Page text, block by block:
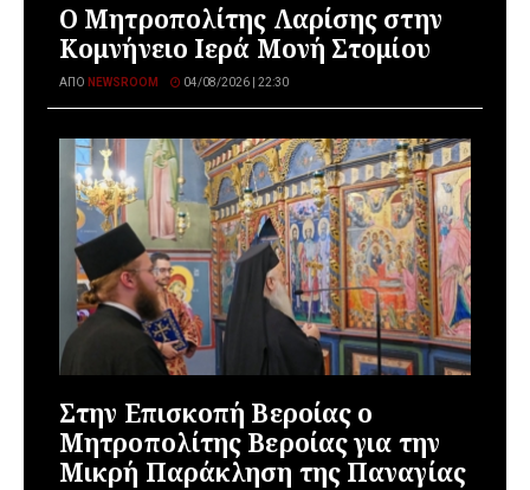
Ο Μητροπολίτης Λαρίσης στην
Κομνήνειο Ιερά Μονή Στομίου
ΑΠΌ NEWSROOM 04/08/2026 | 22:30
Στην Επισκοπή Βεροίας ο
Μητροπολίτης Βεροίας για την
Μικρή Παράκληση της Παναγίας